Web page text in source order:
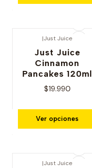
|Just Juice
Just Juice
Cinnamon
Pancakes 120ml
$19.990
Ver opciones
|Just Juice